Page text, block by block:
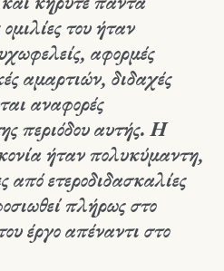
του ήταν
αφορμές
αμαρτιών, διδαχές
αναφορές
περιόδου αυτής. Η
ήταν πολυκύμαντη,
από ετεροδιδασκαλίες
πλήρως στο
έργο απέναντι στο